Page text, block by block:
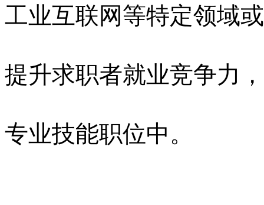
工业互联网等特定领域
提升求职者就业竞争力
专业技能职位中。